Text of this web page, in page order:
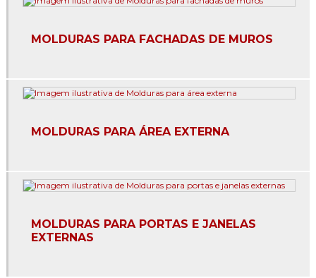
Moldura de cimento para comprar
MOLDURAS PARA FACHADAS DE MUROS
MOLDURAS PARA ÁREA EXTERNA
MOLDURAS PARA PORTAS E JANELAS
EXTERNAS